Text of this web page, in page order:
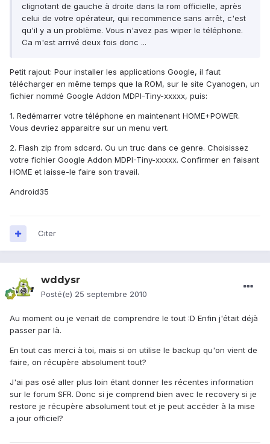
clignotant de gauche à droite dans la rom officielle, après
celui de votre opérateur, qui recommence sans arrêt, c'est
qu'il y a un problème. Vous n'avez pas wiper le téléphone.
Ca m'est arrivé deux fois donc ...
Petit rajout: Pour installer les applications Google, il faut
télécharger en même temps que la ROM, sur le site Cyanogen, un
fichier nommé Google Addon MDPI-Tiny-xxxxx, puis:
1. Redémarrer votre téléphone en maintenant HOME+POWER.
Vous devriez apparaitre sur un menu vert.
2. Flash zip from sdcard. Ou un truc dans ce genre. Choisissez
votre fichier Google Addon MDPI-Tiny-xxxxx. Confirmer en faisant
HOME et laisse-le faire son travail.
Android35
Citer
wddysr
Posté(e) 25 septembre 2010
Au moment ou je venait de comprendre le tout :D Enfin j'était déjà
passer par là.
En tout cas merci à toi, mais si on utilise le backup qu'on vient de
faire, on récupère absolument tout?
J'ai pas osé aller plus loin étant donner les récentes information
sur le forum SFR. Donc si je comprend bien avec le recovery si je
restore je récupère absolument tout et je peut accéder à la mise
a jour officiel?